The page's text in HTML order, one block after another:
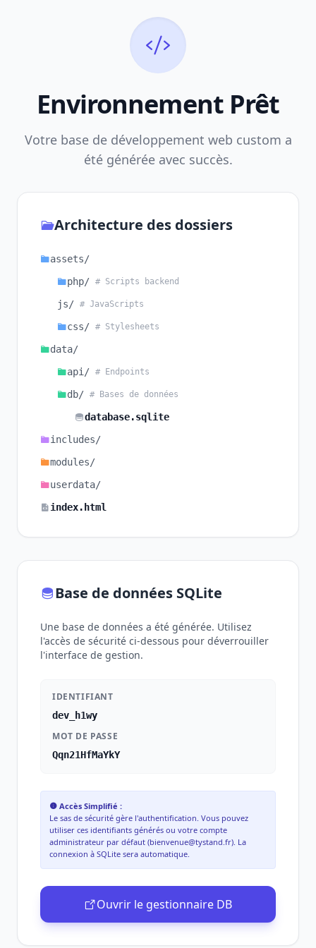
Environnement Prêt
Votre base de développement web custom a
été générée avec succès.
Architecture des dossiers
assets/
php/ # Scripts backend
js/ # JavaScripts
css/ # Stylesheets
data/
api/ # Endpoints
db/ # Bases de données
database.sqlite
includes/
modules/
userdata/
index.html
Base de données SQLite
Une base de données a été générée. Utilisez
l'accès de sécurité ci-dessous pour déverrouiller
l'interface de gestion.
IDENTIFIANT
dev_h1wy
MOT DE PASSE
Qqn21HfMaYkY
Accès Simplifié :
Le sas de sécurité gère l'authentification. Vous pouvez
utiliser ces identifiants générés ou votre compte
administrateur par défaut (bienvenue@tystand.fr). La
connexion à SQLite sera automatique.
Ouvrir le gestionnaire DB